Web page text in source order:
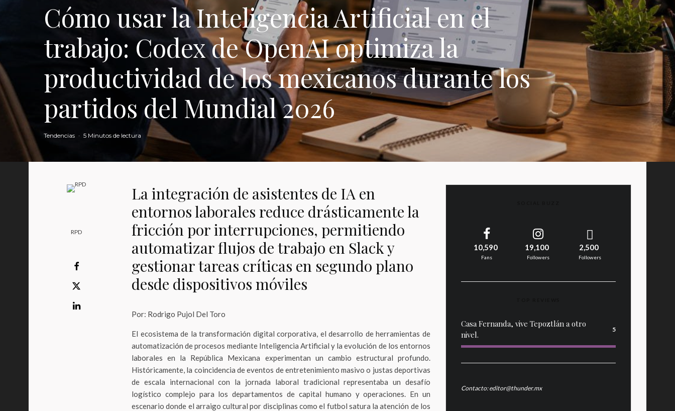
Cómo usar la Inteligencia Artificial en el
trabajo: Codex de OpenAI optimiza la
productividad de los mexicanos durante los
partidos del Mundial 2026
Tendencias · 5 Minutos de lectura
RPD
La integración de asistentes de IA en
entornos laborales reduce drásticamente la
fricción por interrupciones, permitiendo
automatizar flujos de trabajo en Slack y
gestionar tareas críticas en segundo plano
desde dispositivos móviles
Por: Rodrigo Pujol Del Toro
El ecosistema de la transformación digital corporativa, el desarrollo de herramientas de
automatización de procesos mediante Inteligencia Artificial y la evolución de los entornos
laborales en la República Mexicana experimentan un cambio estructural profundo.
Históricamente, la coincidencia de eventos de entretenimiento masivo o justas deportivas
de escala internacional con la jornada laboral tradicional representaba un desafío
logístico complejo para los departamentos de capital humano y operaciones. En un
escenario donde el arraigo cultural por disciplinas como el futbol satura la atención de los
10,590
Fans
19,100
Followers
2,500
Followers
Casa Fernanda, vive Tepoztlán a otro
nivel.
5
Contacto: editor@thunder.mx